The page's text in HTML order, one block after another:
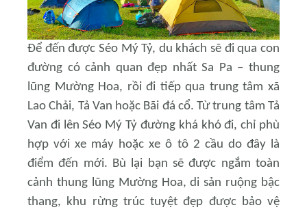
Để đến được Séo Mý Tỷ, du khách sẽ đi qua con
đường có cảnh quan đẹp nhất Sa Pa – thung
lũng Mường Hoa, rồi đi tiếp qua trung tâm xã
Lao Chải, Tả Van hoặc Bãi đá cổ. Từ trung tâm Tả
Van đi lên Séo Mý Tỷ đường khá khó đi, chỉ phù
hợp với xe máy hoặc xe ô tô 2 cầu do đây là
điểm đến mới. Bù lại bạn sẽ được ngắm toàn
cảnh thung lũng Mường Hoa, di sản ruộng bậc
thang, khu rừng trúc tuyệt đẹp được bảo vệ